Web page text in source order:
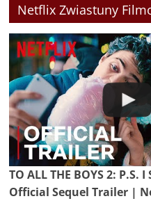
Netflix Zwiastuny
TO ALL THE BOYS 2: P.S.
Official Sequel Trailer |